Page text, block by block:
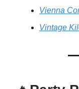
Vienna
Vintage